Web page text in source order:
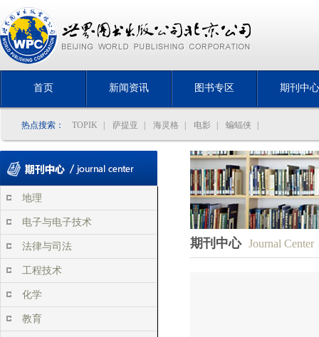
首页 新闻资讯 图书专区 期刊中心
热点搜索： TOPIK 萨提亚 海灵格 电影 蝙蝠侠
地理
电子与电子技术
法律与司法
工程技术
化学
教育
期刊中心 Journal Center